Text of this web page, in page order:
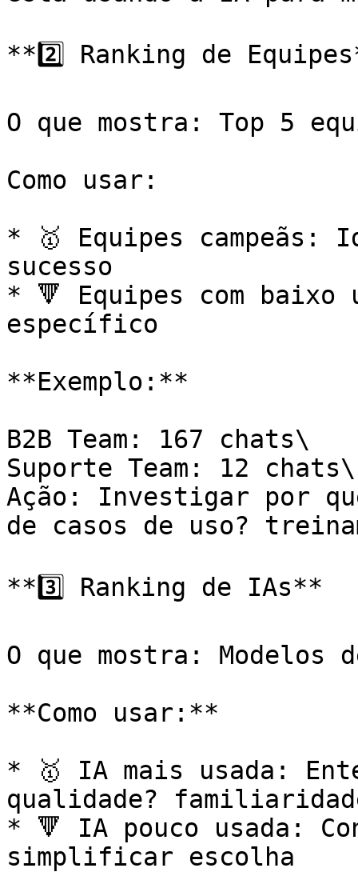
**2️⃣ Ranking de
O que mostra: Top 5
Como usar:
* 🥇 Equipes campeãs:
sucesso
* 🔻 Equipes com baixo
específico
**Exemplo:**
B2B Team: 167 chats\
Suporte Team: 12 chats\
Ação: Investigar por
de casos de uso?
**3️⃣ Ranking de IAs**
O que mostra: Modelos
**Como usar:**
* 🥇 IA mais usada:
qualidade?
* 🔻 IA pouco usada:
simplificar escolha